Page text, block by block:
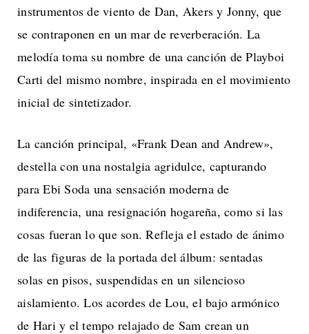
instrumentos de viento de Dan, Akers y Jonny, que
se contraponen en un mar de reverberación. La
melodía toma su nombre de una canción de Playboi
Carti del mismo nombre, inspirada en el movimiento
inicial de sintetizador.
La canción principal, «Frank Dean and Andrew»,
destella con una nostalgia agridulce, capturando
para Ebi Soda una sensación moderna de
indiferencia, una resignación hogareña, como si las
cosas fueran lo que son. Refleja el estado de ánimo
de las figuras de la portada del álbum: sentadas
solas en pisos, suspendidas en un silencioso
aislamiento. Los acordes de Lou, el bajo armónico
de Hari y el tempo relajado de Sam crean un